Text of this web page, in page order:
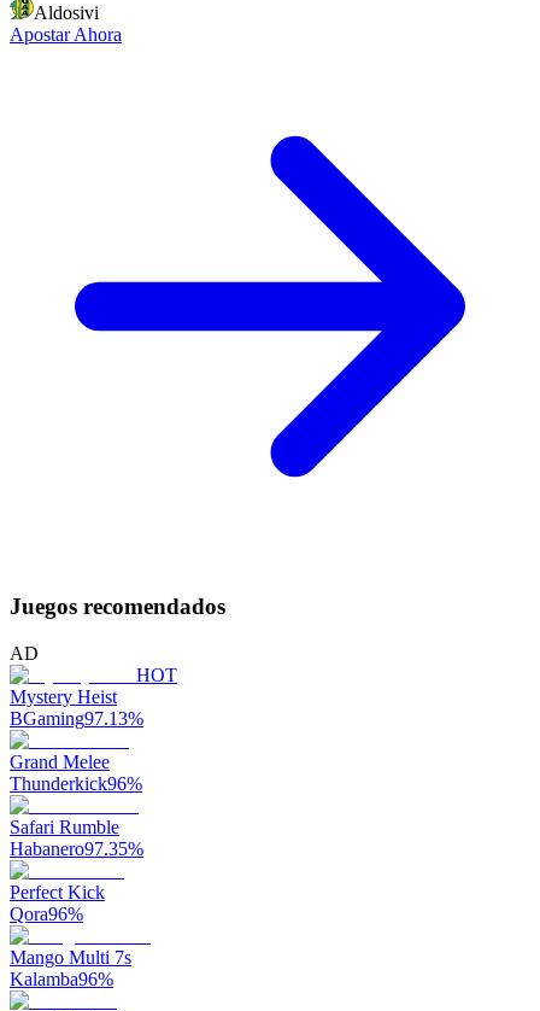
Aldosivi
Apostar Ahora
Juegos recomendados
AD
HOT
Mystery Heist
BGaming97.13%
Grand Melee
Thunderkick96%
Safari Rumble
Habanero97.35%
Perfect Kick
Qora96%
Mango Multi 7s
Kalamba96%